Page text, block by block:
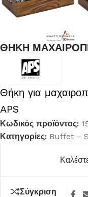
ΘΗΚΗ
Θήκη για
APS
Κωδικός προϊόντος:
Κατηγορίες: Buffet –
Σύγκριση